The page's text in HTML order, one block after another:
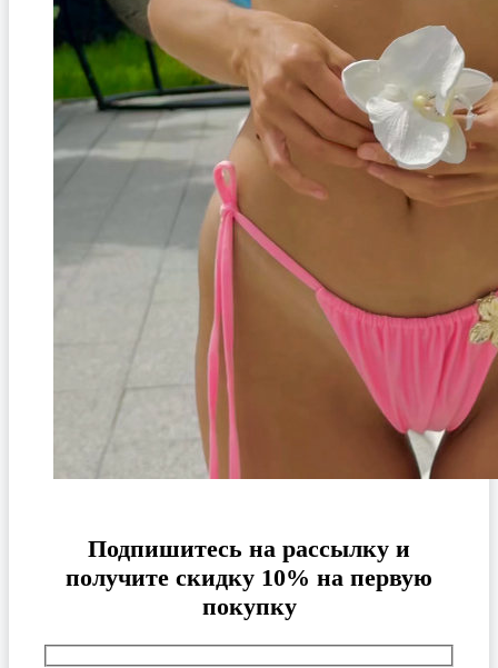
Подпишитесь на рассылку и
получите скидку 10% на первую
покупку